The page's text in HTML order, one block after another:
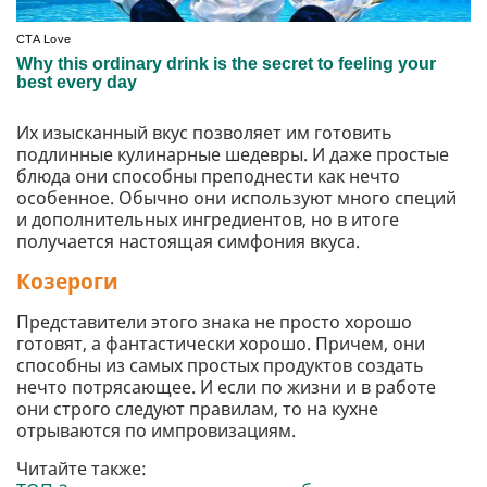
Их изысканный вкус позволяет им готовить
подлинные кулинарные шедевры. И даже простые
блюда они способны преподнести как нечто
особенное. Обычно они используют много специй
и дополнительных ингредиентов, но в итоге
получается настоящая симфония вкуса.
Козероги
Представители этого знака не просто хорошо
готовят, а фантастически хорошо. Причем, они
способны из самых простых продуктов создать
нечто потрясающее. И если по жизни и в работе
они строго следуют правилам, то на кухне
отрываются по импровизациям.
Читайте также: